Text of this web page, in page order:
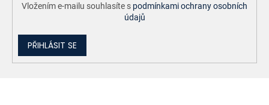
Vložením e-mailu souhlasíte s podmínkami ochrany osobních
údajů
PŘIHLÁSIT SE